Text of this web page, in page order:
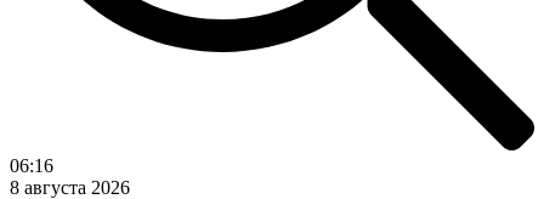
06:16
8 августа 2026